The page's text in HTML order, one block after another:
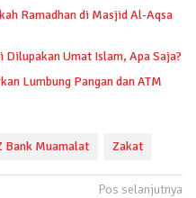
Ramadhan di Masjid Al-Aqsa
Umat Islam, Apa Saja?
Lumbung Pangan dan ATM
Bank Muamalat Zakat
Pos selanjutnya